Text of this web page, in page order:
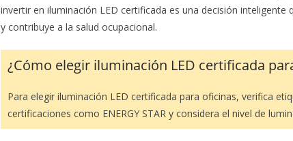
invertir en iluminación LED certificada es una decisión
y contribuye a la salud ocupacional.
¿Cómo elegir iluminación LED certificada
Para elegir iluminación LED certificada para oficinas, verifica
certificaciones como ENERGY STAR y considera el nivel de